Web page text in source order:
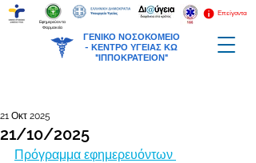
ΓΕΝΙΚΟ ΝΟΣΟΚΟΜΕΙΟ
- ΚΕΝΤΡΟ ΥΓΕΙΑΣ ΚΩ
"ΙΠΠΟΚΡΑΤΕΙΟΝ"
Επείγοντα
Εφημερεύοντα
Φαρμακεία
21/10/2025
21 Οκτ 2025
Πρόγραμμα εφημερευόντων